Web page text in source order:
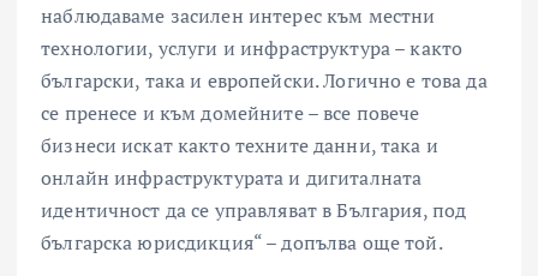
наблюдаваме засилен интерес към местни
технологии, услуги и инфраструктура – както
български, така и европейски. Логично е това да
се пренесе и към домейните – все повече
бизнеси искат както техните данни, така и
онлайн инфраструктурата и дигиталната
идентичност да се управляват в България, под
българска юрисдикция“ – допълва още той.